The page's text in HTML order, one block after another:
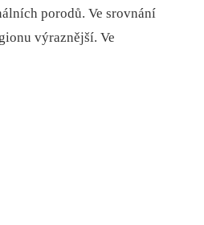
porodů. Ve srovnání
výraznější. Ve